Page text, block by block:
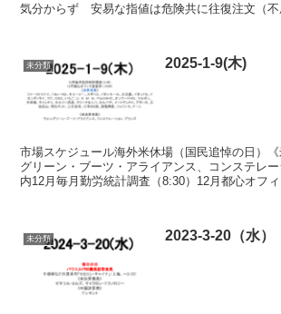
気分からず 安易な指値は危険共に往復注文（不
未分類 2025-1-9(木)
市場スケジュール海外米休場（国民追悼の日）
グリーン・ブーツ・アライアンス、コンステレ
内12月毎月勤労統計調査（8:30）12月都心オフ
未分類 2023-3-20（水）